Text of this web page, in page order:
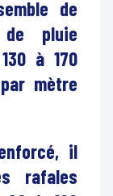
de
de pluie
à 170
mètre
il
rafales